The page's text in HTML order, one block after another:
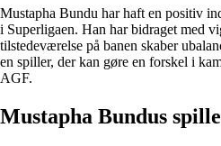
Mustapha Bundu har haft en positiv
i Superligaen. Han har bidraget med
tilstedeværelse på banen skaber
en spiller, der kan gøre en forskel i
AGF.
Mustapha Bundus